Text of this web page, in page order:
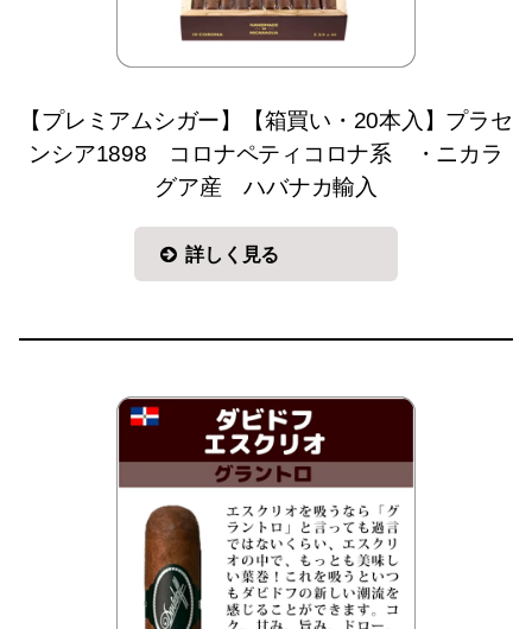
【プレミアムシガー】【箱買い・20本入】プラセ
ンシア1898 コロナペティコロナ系 ・ニカラ
グア産 ハバナカ輸入
詳しく見る